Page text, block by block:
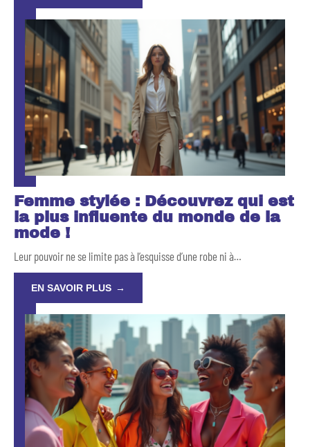
Femme stylée : Découvrez qui est
la plus influente du monde de la
mode !
Leur pouvoir ne se limite pas à l’esquisse d’une robe ni à…
EN SAVOIR PLUS